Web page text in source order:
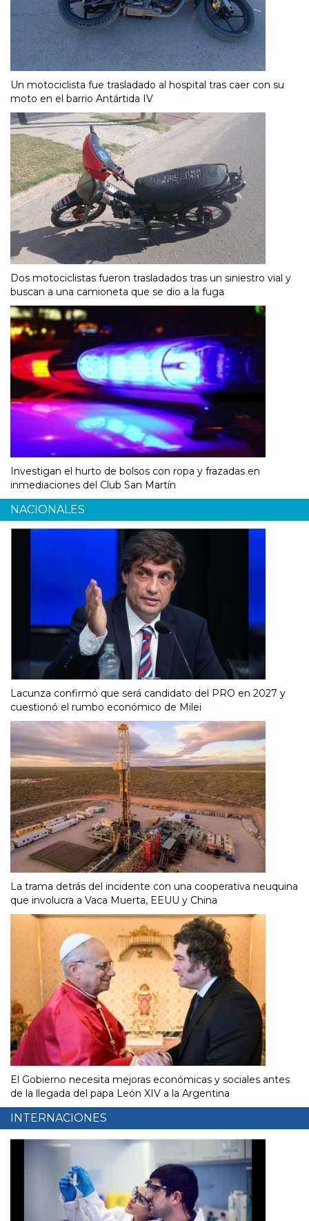
Un motociclista fue trasladado al hospital tras caer con su
moto en el barrio Antártida IV
Dos motociclistas fueron trasladados tras un siniestro vial y
buscan a una camioneta que se dio a la fuga
Investigan el hurto de bolsos con ropa y frazadas en
inmediaciones del Club San Martín
NACIONALES
Lacunza confirmó que será candidato del PRO en 2027 y
cuestionó el rumbo económico de Milei
La trama detrás del incidente con una cooperativa neuquina
que involucra a Vaca Muerta, EEUU y China
El Gobierno necesita mejoras económicas y sociales antes
de la llegada del papa León XIV a la Argentina
INTERNACIONES